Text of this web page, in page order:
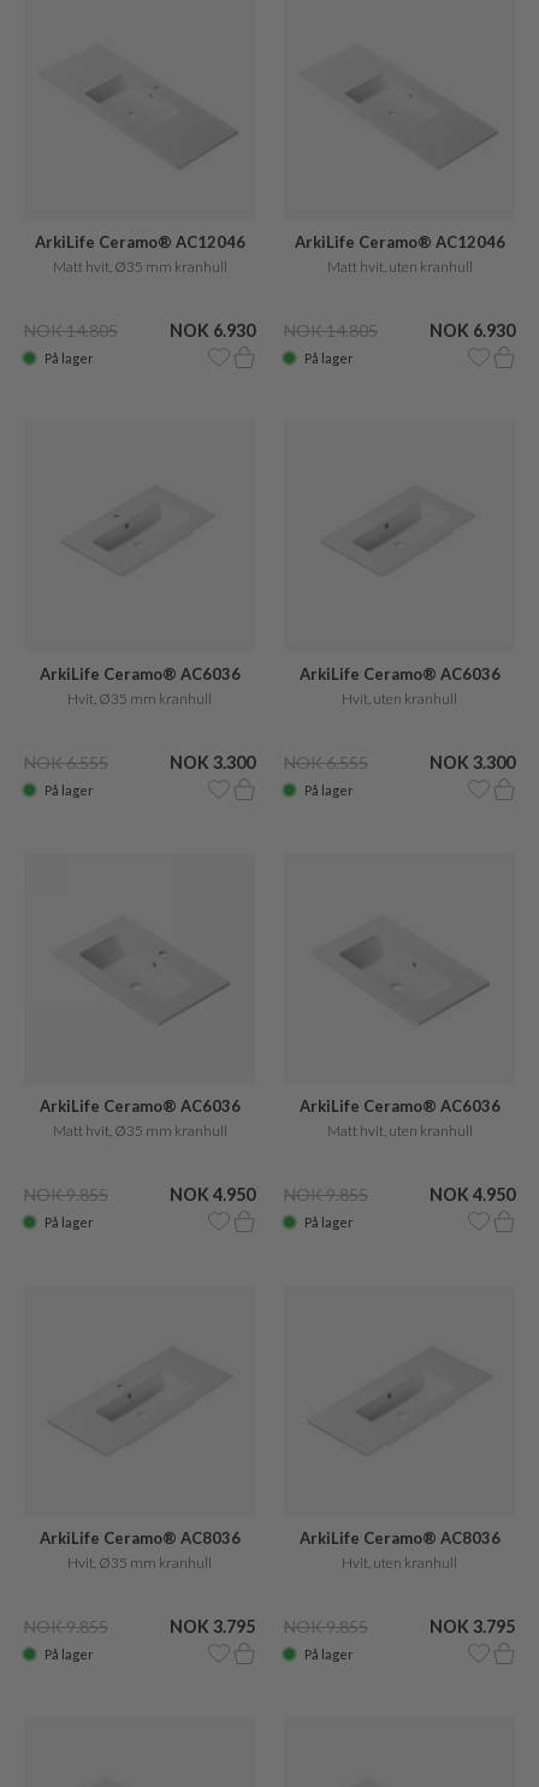
ArkiLife Ceramo® AC12046
Matt hvit, Ø35 mm kranhull
NOK 14.805 NOK 6.930
På lager
ArkiLife Ceramo® AC12046
Matt hvit, uten kranhull
NOK 14.805 NOK 6.930
På lager
ArkiLife Ceramo® AC6036
Hvit, Ø35 mm kranhull
NOK 6.555 NOK 3.300
På lager
ArkiLife Ceramo® AC6036
Hvit, uten kranhull
NOK 6.555 NOK 3.300
På lager
ArkiLife Ceramo® AC6036
Matt hvit, Ø35 mm kranhull
NOK 9.855 NOK 4.950
På lager
ArkiLife Ceramo® AC6036
Matt hvit, uten kranhull
NOK 9.855 NOK 4.950
På lager
ArkiLife Ceramo® AC8036
Hvit, Ø35 mm kranhull
NOK 9.855 NOK 3.795
På lager
ArkiLife Ceramo® AC8036
Hvit, uten kranhull
NOK 9.855 NOK 3.795
På lager